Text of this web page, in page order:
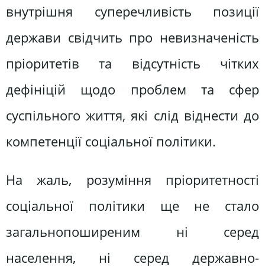
внутрішня суперечливість позиції
держави свідчить про невизначеність
пріоритетів та відсутність чітких
дефініцій щодо проблем та сфер
суспільного життя, які слід віднести до
компетенції соціальної політики.
На жаль, розуміння пріоритетності
соціальної політики ще не стало
загальнопоширеним ні серед
населення, ні серед державно-